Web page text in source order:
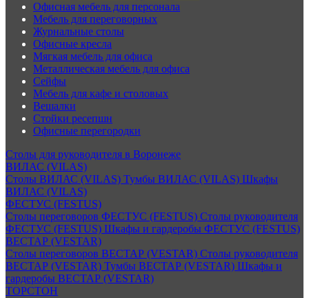
Офисная мебель для персонала
Мебель для переговорных
Журнальные столы
Офисные кресла
Мягкая мебель для офиса
Металлическая мебель для офиса
Сейфы
Мебель для кафе и столовых
Вешалки
Стойки ресепшн
Офисные перегородки
Столы для руководителя в Воронеже
ВИЛАС (VILAS)
Столы ВИЛАС (VILAS) Тумбы ВИЛАС (VILAS) Шкафы
ВИЛАС (VILAS)
ФЕСТУС (FESTUS)
Столы переговоров ФЕСТУС (FESTUS) Столы руководителя
ФЕСТУС (FESTUS) Шкафы и гардеробы ФЕСТУС (FESTUS)
ВЕСТАР (VESTAR)
Столы переговоров ВЕСТАР (VESTAR) Столы руководителя
ВЕСТАР (VESTAR) Тумбы ВЕСТАР (VESTAR) Шкафы и
гардеробы ВЕСТАР (VESTAR)
ТОРСТОН